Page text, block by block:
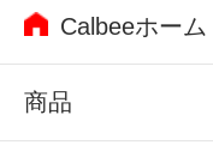
Calbeeホーム
商品